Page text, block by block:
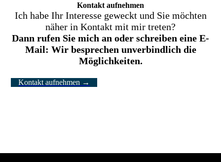
Kontakt aufnehmen
Ich habe Ihr Interesse geweckt und Sie möchten
näher in Kontakt mit mir treten?
Dann rufen Sie mich an oder schreiben eine E-
Mail: Wir besprechen unverbindlich die
Möglichkeiten.
Kontakt aufnehmen →